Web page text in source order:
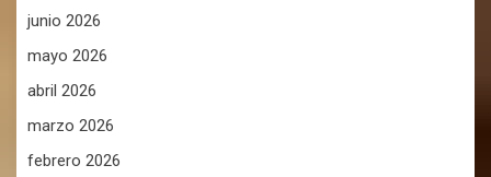
junio 2026
mayo 2026
abril 2026
marzo 2026
febrero 2026